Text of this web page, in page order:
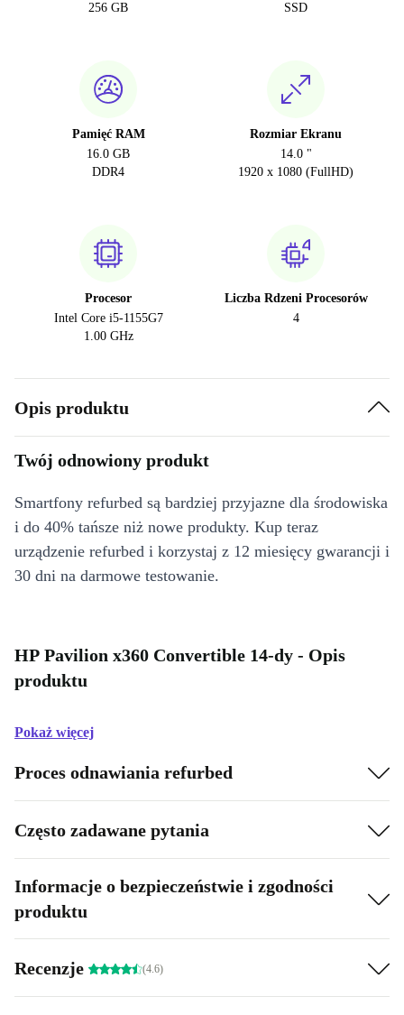
256 GB
SSD
Pamięć RAM
16.0 GB
DDR4
Rozmiar Ekranu
14.0 "
1920 x 1080 (FullHD)
Procesor
Intel Core i5-1155G7
1.00 GHz
Liczba Rdzeni Procesorów
4
Opis produktu
Twój odnowiony produkt
Smartfony refurbed są bardziej przyjazne dla środowiska
i do 40% tańsze niż nowe produkty. Kup teraz
urządzenie refurbed i korzystaj z 12 miesięcy gwarancji i
30 dni na darmowe testowanie.
HP Pavilion x360 Convertible 14-dy - Opis
produktu
Pokaż więcej
Proces odnawiania refurbed
Często zadawane pytania
Informacje o bezpieczeństwie i zgodności
produktu
Recenzje (4.6)